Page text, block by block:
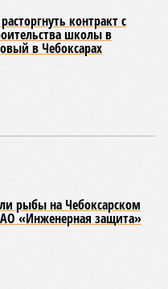
контракт с
школы в
в Чебоксарах
рыбы на Чебоксарском
«Инженерная защита»